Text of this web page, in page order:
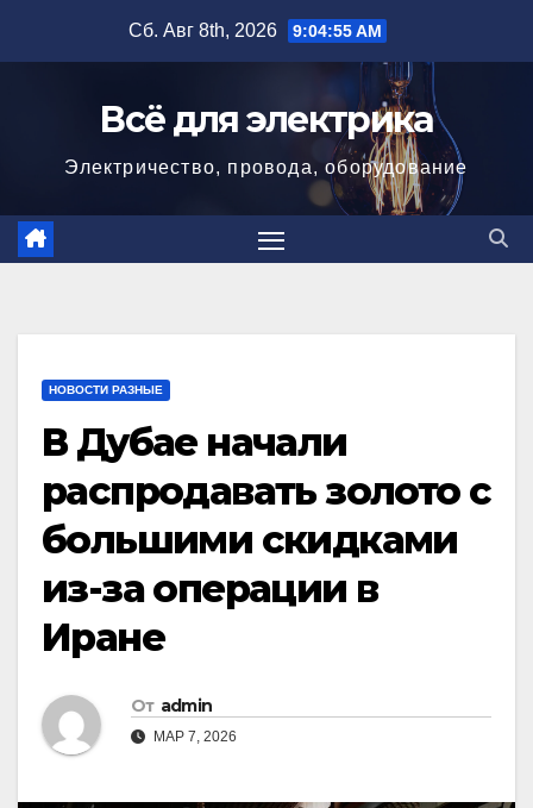
Сб. Авг 8th, 2026 9:04:56 AM
Всё для электрика
Электричество, провода, оборудование
НОВОСТИ РАЗНЫЕ
В Дубае начали
распродавать золото с
большими скидками
из-за операции в
Иране
От admin
МАР 7, 2026